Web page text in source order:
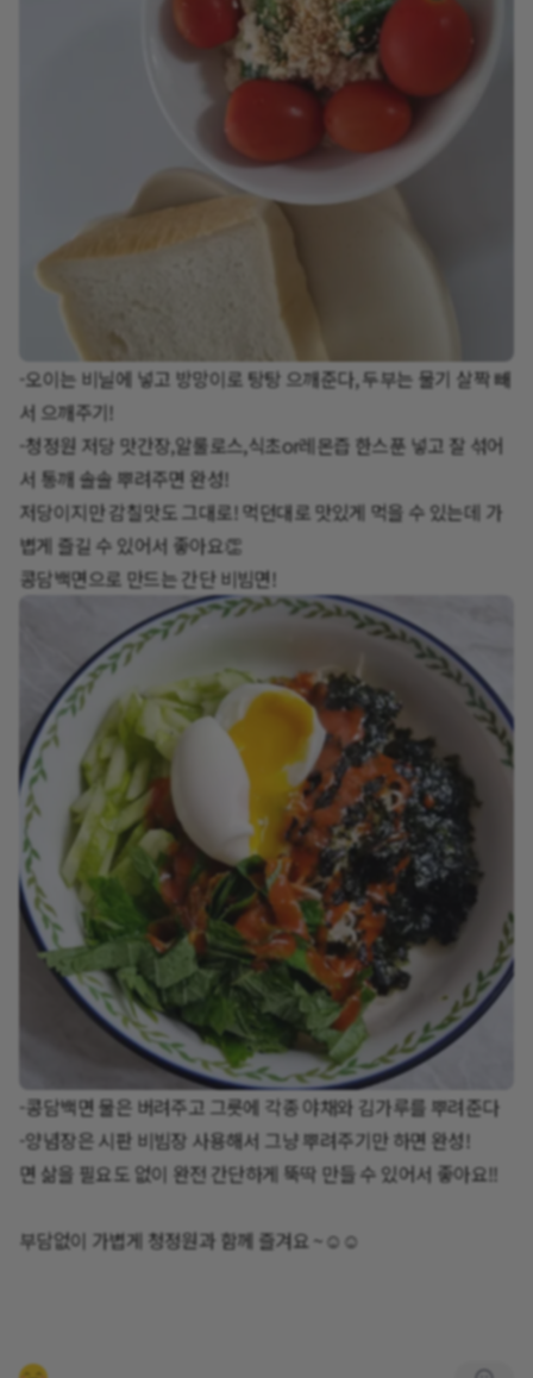
-오이는 비닐에 넣고 방망이로 탕탕 으깨준다, 두부는 물기 살짝 빼
서 으깨주기!
-청정원 저당 맛간장,알룰로스,식초or레몬즙 한스푼 넣고 잘 섞어
서 통깨 솔솔 뿌려주면 완성!
저당이지만 감칠맛도 그대로! 먹던대로 맛있게 먹을 수 있는데 가
볍게 즐길 수 있어서 좋아요👏
콩담백면으로 만드는 간단 비빔면!
-콩담백면 물은 버려주고 그릇에 각종 야채와 김가루를 뿌려준다
-양념장은 시판 비빔장 사용해서 그냥 뿌려주기만 하면 완성!
면 삶을 필요도 없이 완전 간단하게 뚝딱 만들 수 있어서 좋아요!!
부담없이 가볍게 청정원과 함께 즐겨요 ~☺️☺️